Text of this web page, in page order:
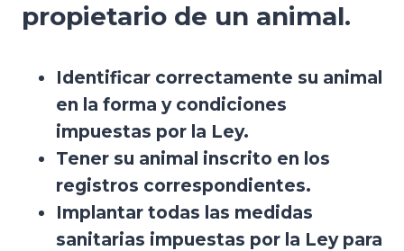
propietario de un animal.
Identificar correctamente su animal
en la forma y condiciones
impuestas por la Ley.
Tener su animal inscrito en los
registros correspondientes.
Implantar todas las medidas
sanitarias impuestas por la Ley para